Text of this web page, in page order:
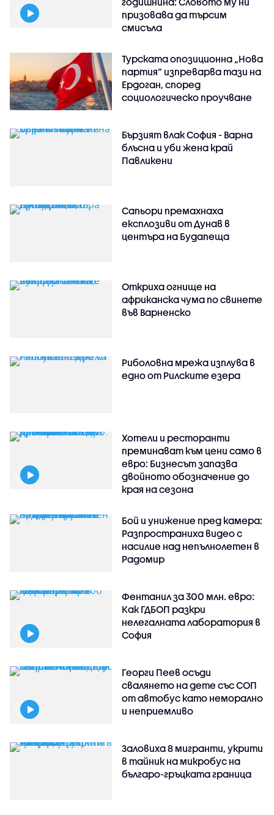
призовава да търсим
смисъла
Турската опозиционна „Нова
партия“ изпреварва тази на
Ердоган, според
социологическо проучване
Бързият влак София - Варна
блъсна и уби жена край
Павликени
Сапьори премахнаха
експлозиви от Дунав в
центъра на Будапеща
Откриха огнище на
африканска чума по свинете
във Варненско
Риболовна мрежа изплува в
едно от Рилските езера
Хотели и ресторанти
преминават към цени само в
евро: Бизнесът запазва
двойното обозначение до
края на сезона
Бой и унижение пред камера:
Разпространиха видео с
насилие над непълнолетен в
Радомир
Фентанил за 300 млн. евро:
Как ГДБОП разкри
нелегалната лаборатория в
София
Георги Пеев осъди
свалянето на дете със СОП
от автобус като неморално
и неприемливо
Заловиха 8 мигранти, укрити
в тайник на микробус на
българо-гръцката граница